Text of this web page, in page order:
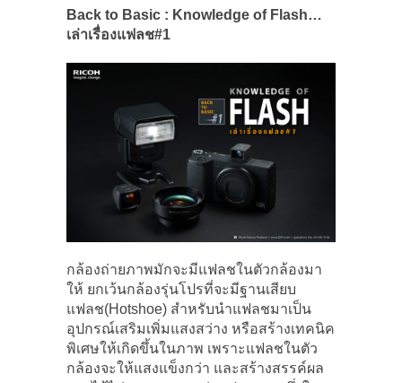
Back to Basic : Knowledge of Flash…
เล่าเรื่องแฟลช#1
กล้องถ่ายภาพมักจะมีแฟลชในตัวกล้องมา
ให้ ยกเว้นกล้องรุ่นโปรที่จะมีฐานเสียบ
แฟลช(Hotshoe) สำหรับนำแฟลชมาเป็น
อุปกรณ์เสริมเพิ่มแสงสว่าง หรือสร้างเทคนิค
พิเศษให้เกิดขึ้นในภาพ เพราะแฟลชในตัว
กล้องจะให้แสงแข็งกว่า และสร้างสรรค์ผล